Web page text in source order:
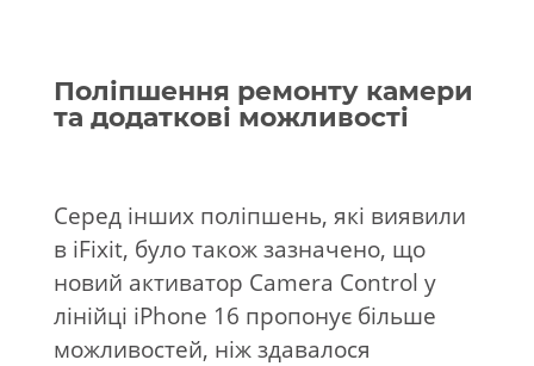
Поліпшення ремонту камери
та додаткові можливості
Серед інших поліпшень, які виявили
в iFixit, було також зазначено, що
новий активатор Camera Control у
лінійці iPhone 16 пропонує більше
можливостей, ніж здавалося